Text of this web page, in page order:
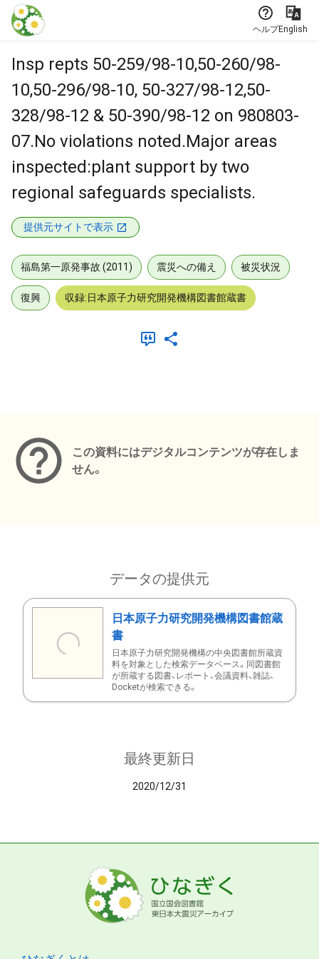
本文に飛ぶ
ヘルプEnglish
Insp repts 50-259/98-10,50-260/98-
10,50-296/98-10, 50-327/98-12,50-
328/98-12 & 50-390/98-12 on 980803-
07.No violations noted.Major areas
inspected:plant support by two
regional safeguards specialists.
提供元サイトで表示
福島第一原発事故 (2011) 震災への備え 被災状況
復興 収録:日本原子力研究開発機構図書館蔵書
この資料にはデジタルコンテンツが存在しま
せん。
データの提供元
日本原子力研究開発機構図書館蔵
書
日本原子力研究開発機構の中央図書館所蔵資
料を対象とした検索データベース。同図書館
が所蔵する図書、レポート、会議資料、雑誌、
Docketが検索できる。
最終更新日
2020/12/31